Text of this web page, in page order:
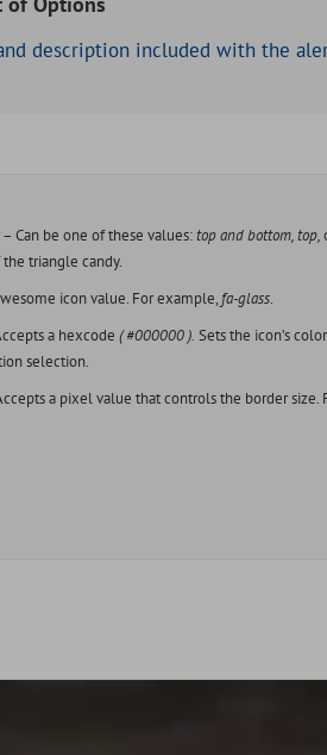
description included with the
– Can be one of these values:top and bottom, top,
triangle candy.
icon value. For example, fa-glass.
a hexcode( #000000 ). Sets the icon’s
selection.
a pixel value that controls the border size.